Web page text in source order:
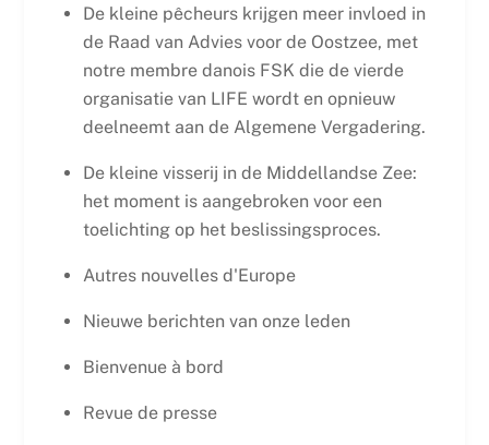
De kleine pêcheurs krijgen meer invloed in
de Raad van Advies voor de Oostzee, met
notre membre danois FSK die de vierde
organisatie van LIFE wordt en opnieuw
deelneemt aan de Algemene Vergadering.
De kleine visserij in de Middellandse Zee:
het moment is aangebroken voor een
toelichting op het beslissingsproces.
Autres nouvelles d'Europe
Nieuwe berichten van onze leden
Bienvenue à bord
Revue de presse